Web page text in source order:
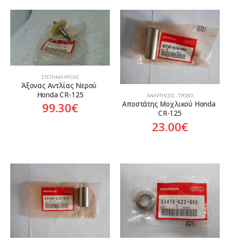
ΣΎΣΤΗΜΑ ΨΎΞΗΣ
Άξονας Αντλίας Νερού
Honda CR-125
99.30€
ΑΝΑΡΤΉΣΕΙΣ - ΤΡΟΧΟΊ
Αποστάτης Μοχλικού Honda
CR-125
23.00€